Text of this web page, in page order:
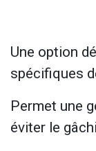
Une option
spécifiques
Permet une
éviter le